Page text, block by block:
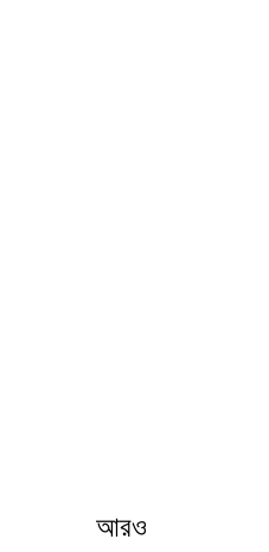
অনুরোধ, আমাদের সাথে যোগাযোগ করুন!
আরও